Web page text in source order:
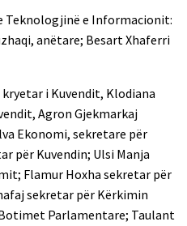
Teknologjinë e Informacionit:
anëtare; Besart Xhaferri
i Kuvendit, Klodiana
Agron Gjekmarkaj
Ekonomi, sekretare për
për Kuvendin; Ulsi Manja
Flamur Hoxha sekretar për
sekretar për Kërkimin
Parlamentare; Taulant